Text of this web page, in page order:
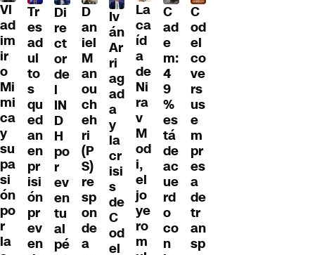
Vl
ad
im
ir
o
Mi
mi
ca
y
su
pa
si
ón
po
r
la
Tr
es
ad
ul
to
s
qu
ed
an
en
pr
isi
ón
pr
ev
en
Di
re
ct
or
de
l
IN
D
H
po
r
ev
en
tu
al
pé
D
an
iel
M
an
ou
ch
eh
ri
(P
S)
re
sp
on
de
a
Iv
án
Ar
ri
ag
ad
a
y
la
cr
isi
s
de
C
od
el
La
ca
íd
a
de
Ni
ra
v
M
od
i,
el
jo
ye
ro
m
C
ad
e
m:
4
9
%
es
tá
de
ac
ue
rd
o
co
n
C
od
el
co
ve
rs
us
e
m
pr
es
a
de
tr
an
sp